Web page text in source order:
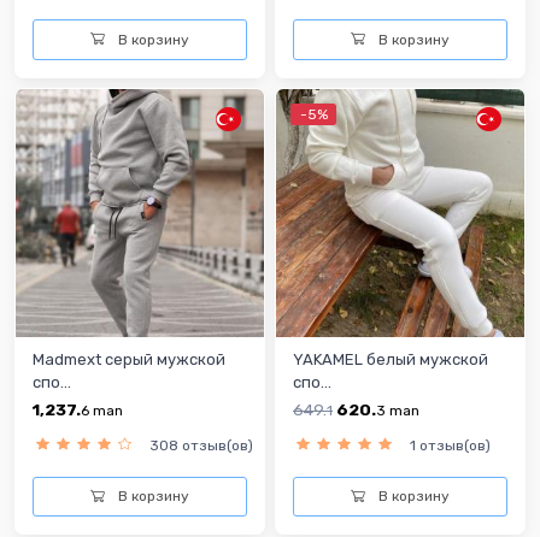
В корзину В корзину
Madmext серый мужской
спо...
1,237.6 man
308 отзыв(ов)
В корзину
-5%
YAKAMEL белый мужской
спо...
649.1 620.3 man
1 отзыв(ов)
В корзину